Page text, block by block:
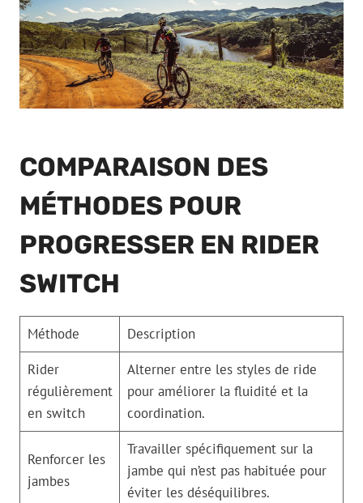
COMPARAISON DES
MÉTHODES POUR
PROGRESSER EN RIDER
SWITCH
Méthode
Description
Rider
régulièrement
en switch
Alterner entre les styles de ride
pour améliorer la fluidité et la
coordination.
Renforcer les
jambes
Travailler spécifiquement sur la
jambe qui n’est pas habituée pour
éviter les déséquilibres.